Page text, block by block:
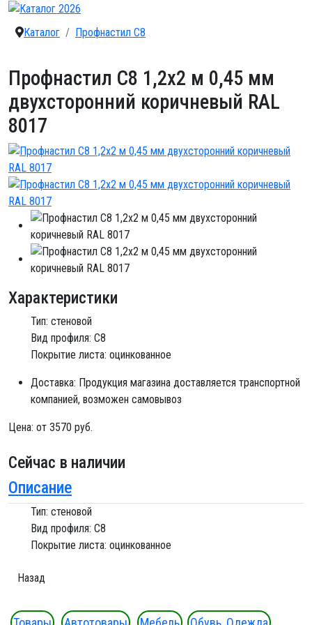
Каталог Профнастил C8
Профнастил С8 1,2х2 м 0,45 мм
двухсторонний коричневый RAL
8017
Характеристики
Тип: стеновой
Вид профиля: C8
Покрытие листа: оцинкованное
Доставка: Продукция магазина доставляется транспортной
компанией, возможен самовывоз
Цена: от 3570 руб.
Сейчас в наличии
Описание
Тип: стеновой
Вид профиля: C8
Покрытие листа: оцинкованное